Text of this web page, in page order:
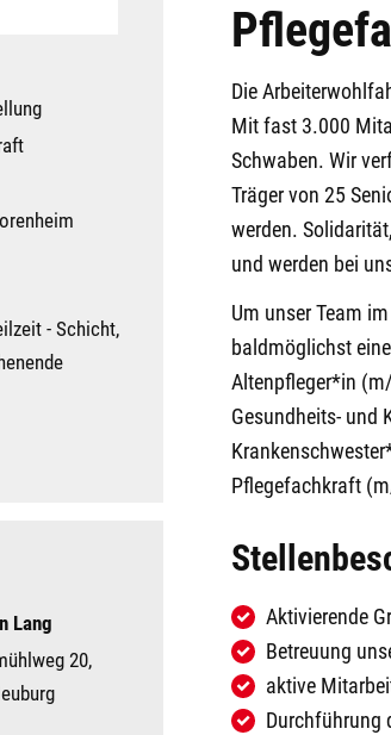
- Schicht,
Lang
20,
Die
Mit fast 3.000
Schwaben. Wir
Träger von 25
werden.
und werden bei
Um unser Team
baldmöglichst
Altenpfleger*in
Gesundheits-
Pflegefachkraft
Aktivierende
Betreuung
aktive
Durchführung